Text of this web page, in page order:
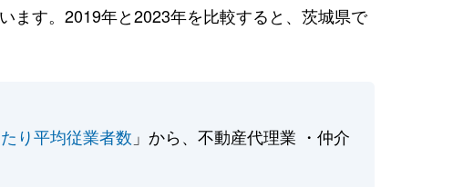
ます。2019年と2023年を比較すると、茨城県で
り平均従業者数 」から、不動産代理業 ・仲介